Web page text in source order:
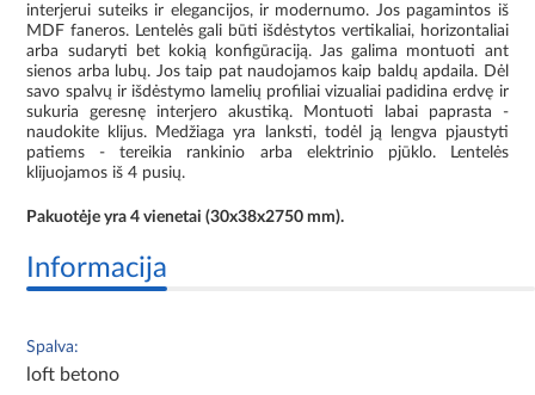
interjerui suteiks ir elegancijos, ir modernumo. Jos pagamintos iš
MDF faneros. Lentelės gali būti išdėstytos vertikaliai, horizontaliai
arba sudaryti bet kokią konfigūraciją. Jas galima montuoti ant
sienos arba lubų. Jos taip pat naudojamos kaip baldų apdaila. Dėl
savo spalvų ir išdėstymo lamelių profiliai vizualiai padidina erdvę ir
sukuria geresnę interjero akustiką. Montuoti labai paprasta -
naudokite klijus. Medžiaga yra lanksti, todėl ją lengva pjaustyti
patiems - tereikia rankinio arba elektrinio pjūklo. Lentelės
klijuojamos iš 4 pusių.
Pakuotėje yra 4 vienetai (30x38x2750 mm).
Informacija
Spalva:
loft betono